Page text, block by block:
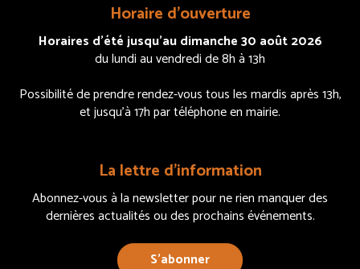
Horaire d’ouverture
Horaires d’été jusqu’au dimanche 30 août 2026
du lundi au vendredi de 8h à 13h
Possibilité de prendre rendez-vous tous les mardis après 13h,
et jusqu’à 17h par téléphone en mairie.
La lettre d’information
Abonnez-vous à la newsletter pour ne rien manquer des
dernières actualités ou des prochains événements.
S’abonner